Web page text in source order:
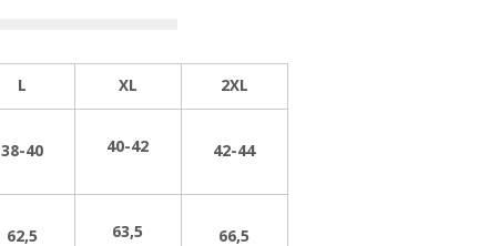
L XL 2XL
38-40 40-42 42-44
62,5 63,5 66,5